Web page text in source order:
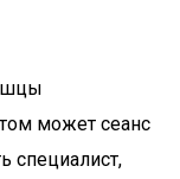
может сеанс
специалист,